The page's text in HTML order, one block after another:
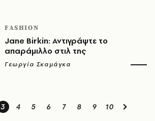
FASHION
Jane Birkin: Αντιγράψτε το
απαράμιλλο στιλ της
Γεωργία Σκαμάγκα
3 4 5 6 7 8 9 10